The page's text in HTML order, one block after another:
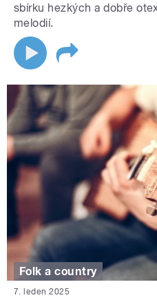
sbírku hezkých a dobře
melodií.
Folk a country
7. leden 2025